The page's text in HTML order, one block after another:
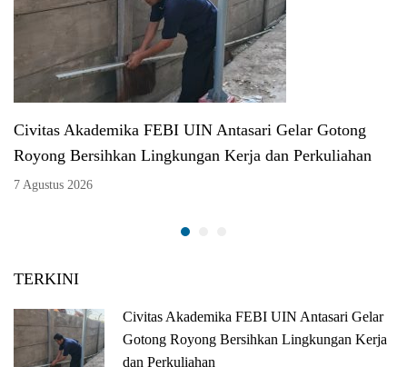
Civitas Akademika FEBI UIN Antasari Gelar Gotong
Royong Bersihkan Lingkungan Kerja dan Perkuliahan
7 Agustus 2026
TERKINI
Civitas Akademika FEBI UIN Antasari Gelar
Gotong Royong Bersihkan Lingkungan Kerja
dan Perkuliahan